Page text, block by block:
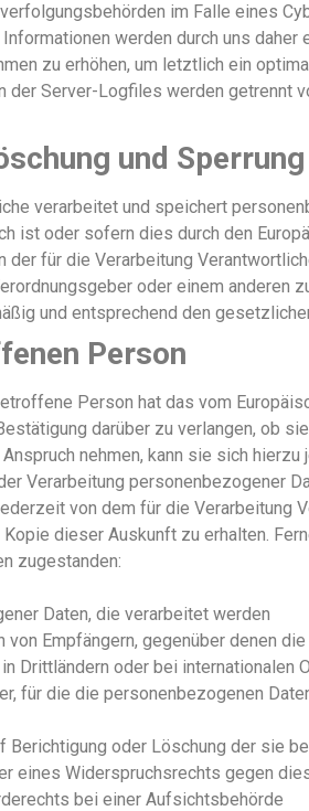
im Falle eines
werden durch uns
zu erhöhen, um letztlich ein
der Server-Logfiles werden getrennt
und
verarbeitet und speichert
ist oder sofern dies durch den
der für die Verarbeitung
oder einem
und entsprechend den
Person
Person hat das vom
darüber zu verlangen, ob
nehmen, kann sie sich
Verarbeitung personenbezogener
von dem für die
dieser Auskunft zu erhalten.
zugestanden:
Daten, die verarbeitet werden
von Empfängern, gegenüber denen
Drittländern oder bei internationalen
für die die personenbezogenen
Berichtigung oder Löschung der sie
eines Widerspruchsrechts gegen
bei einer Aufsichtsbehörde